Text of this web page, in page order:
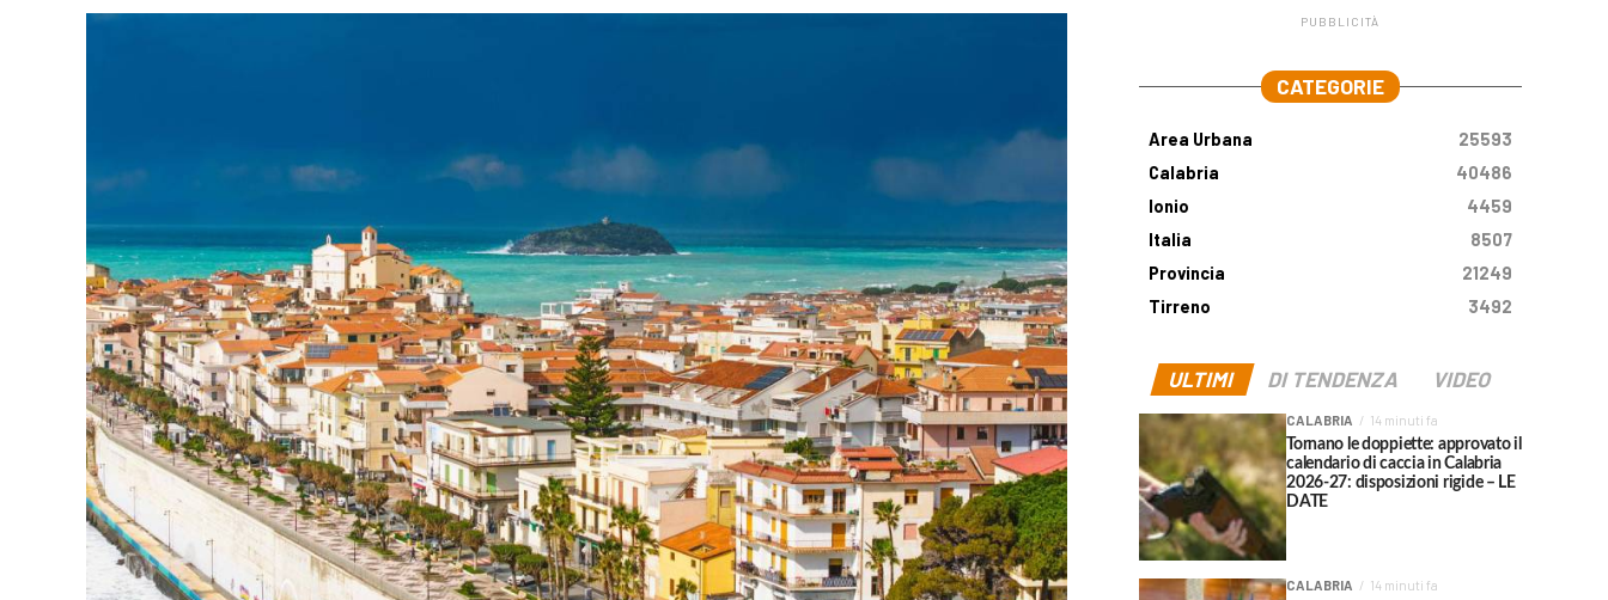
PUBBLICITÀ
CATEGORIE
Area Urbana
25593
Calabria
40486
Ionio
4459
Italia
8507
Provincia
21249
Tirreno
3492
ULTIMI DI TENDENZA VIDEO
CALABRIA 14 minuti fa
Tornano le doppiette: approvato il
calendario di caccia in Calabria
2026-27: disposizioni rigide – LE
DATE
CALABRIA 14 minuti fa